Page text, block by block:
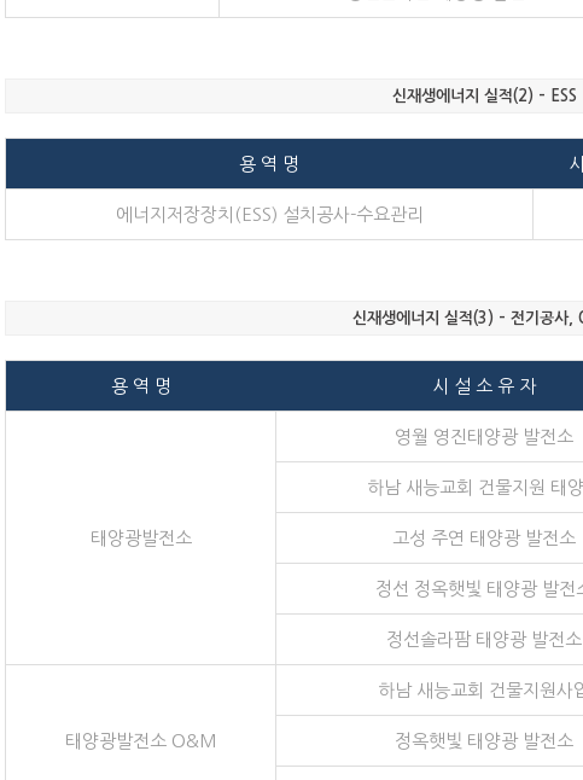
신재생에너지 실적(2) – ESS
용 역 명
에너지저장장치(ESS) 설치공사-수요관리
신재생에너지 실적(3) – 전기공사,
용 역 명 시 설 소 유 자
태양광발전소
영월 영진태양광 발전소
하남 새능교회 건물지원 태
고성 주연 태양광 발전소
정선 정옥햇빛 태양광 발전
정선솔라팜 태양광 발전소
태양광발전소 O&M
하남 새능교회 건물지원사
정옥햇빛 태양광 발전소